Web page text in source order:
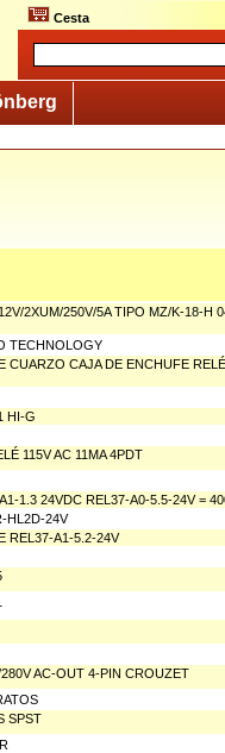
Cesta
2XUM/250V/5A TIPO MZ/K-18-H
TECHNOLOGY
CUARZO CAJA DE ENCHUFE RELÉ
HI-G
115V AC 11MA 4PDT
1.3 24VDC REL37-A0-5.5-24V =
HL2D-24V
REL37-A1-5.2-24V
AC-OUT 4-PIN CROUZET
SPST